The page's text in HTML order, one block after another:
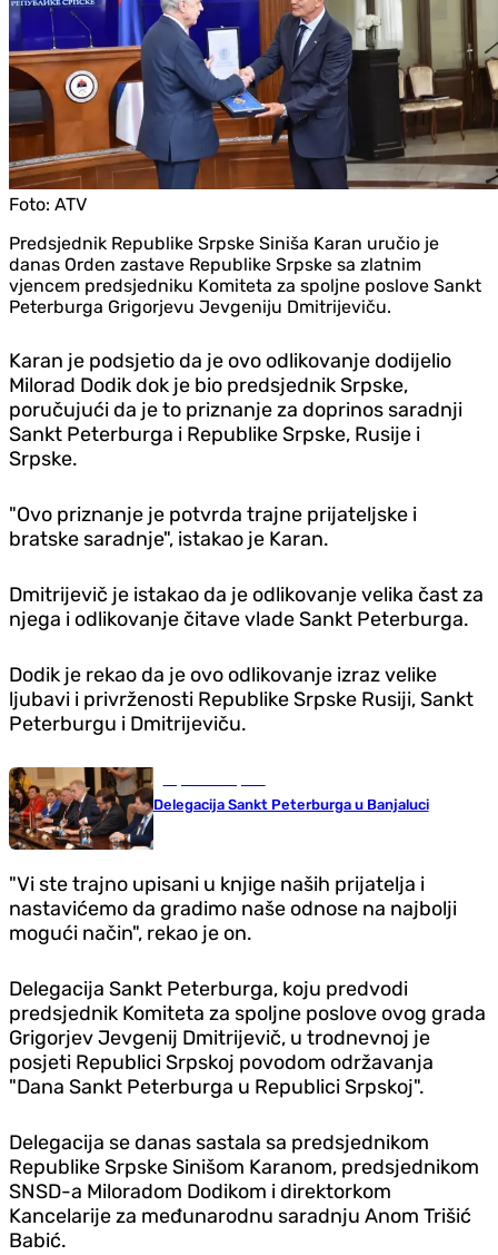
Foto: ATV
Predsjednik Republike Srpske Siniša Karan uručio je
danas Orden zastave Republike Srpske sa zlatnim
vjencem predsjedniku Komiteta za spoljne poslove Sankt
Peterburga Grigorjevu Jevgeniju Dmitrijeviču.
Karan je podsjetio da je ovo odlikovanje dodijelio
Milorad Dodik dok je bio predsjednik Srpske,
poručujući da je to priznanje za doprinos saradnji
Sankt Peterburga i Republike Srpske, Rusije i
Srpske.
"Ovo priznanje je potvrda trajne prijateljske i
bratske saradnje", istakao je Karan.
Dmitrijevič je istakao da je odlikovanje velika čast za
njega i odlikovanje čitave vlade Sankt Peterburga.
Dodik je rekao da je ovo odlikovanje izraz velike
ljubavi i privrženosti Republike Srpske Rusiji, Sankt
Peterburgu i Dmitrijeviču.
Delegacija Sankt Peterburga u Banjaluci
"Vi ste trajno upisani u knjige naših prijatelja i
nastavićemo da gradimo naše odnose na najbolji
mogući način", rekao je on.
Delegacija Sankt Peterburga, koju predvodi
predsjednik Komiteta za spoljne poslove ovog grada
Grigorjev Jevgenij Dmitrijevič, u trodnevnoj je
posjeti Republici Srpskoj povodom održavanja
"Dana Sankt Peterburga u Republici Srpskoj".
Delegacija se danas sastala sa predsjednikom
Republike Srpske Sinišom Karanom, predsjednikom
SNSD-a Miloradom Dodikom i direktorkom
Kancelarije za međunarodnu saradnju Anom Trišić
Babić.